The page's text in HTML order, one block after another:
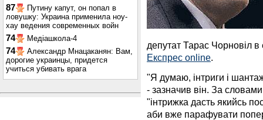
87
Путину капут, он попал в
ловушку: Украина применила ноу-
хау ведения современных войн
74 Медіашкола-4
74
Александр Мнацаканян: Вам,
дорогие украинцы, придется
учиться убивать врага
депутат Тарас Чорновіл в
Експрес online.
"Я думаю, інтриги і
- зазначив він. За
"інтрижка дасть якийсь
аби вже парафувати